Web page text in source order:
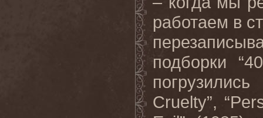
работаем в
подборки
Cruelty”,